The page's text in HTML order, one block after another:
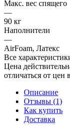
Макс. вес спящего
—
90 кг
Наполнители
—
AirFoam, Латекс
Все
Цена
отличаться от цен
Описание
Отзывы (1)
Как купить
Доставка